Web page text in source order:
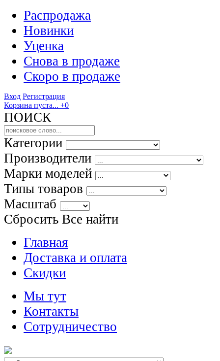
Распродажа
Новинки
Уценка
Снова в продаже
Скоро в продаже
Вход Регистрация
Корзина пуста... +0
ПОИСК
Категории
Производители
Марки моделей
Типы товаров
Масштаб
Сбросить Все найти
Главная
Доставка и оплата
Скидки
Мы тут
Контакты
Сотрудничество